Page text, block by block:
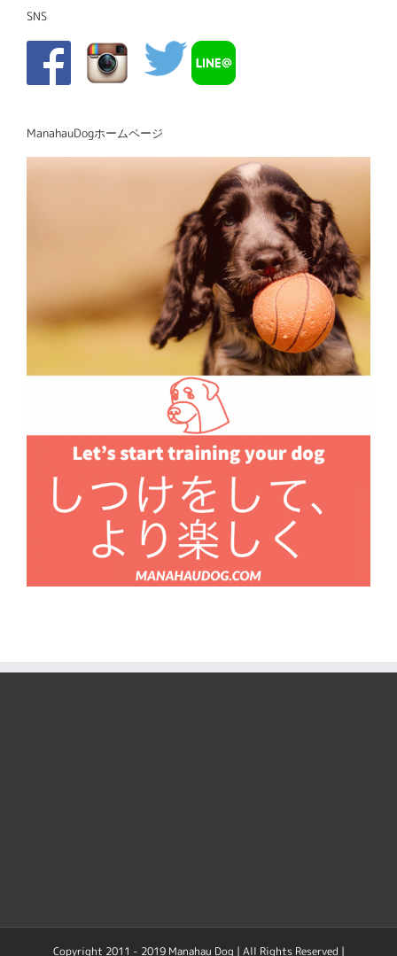
SNS
ManahauDogホームページ
Copyright 2011 - 2019 Manahau Dog | All Rights Reserved |